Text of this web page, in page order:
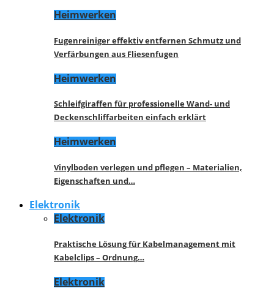
Heimwerken
Fugenreiniger effektiv entfernen Schmutz und
Verfärbungen aus Fliesenfugen
Heimwerken
Schleifgiraffen für professionelle Wand- und
Deckenschliffarbeiten einfach erklärt
Heimwerken
Vinylboden verlegen und pflegen – Materialien,
Eigenschaften und…
Elektronik
Elektronik
Praktische Lösung für Kabelmanagement mit
Kabelclips – Ordnung…
Elektronik